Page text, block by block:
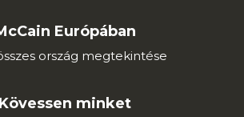
Európában
ország megtekintése
Kövessen minket